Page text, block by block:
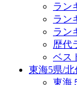
ラン
ラン
ラン
歴代
ベス
東海5県/
東海